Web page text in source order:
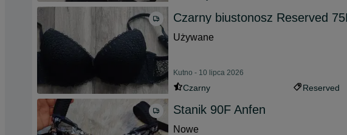
Czarny biustonosz Reserved
Używane
Kutno - 10 lipca 2026
Czarny Reserved
Stanik 90F Anfen
Nowe